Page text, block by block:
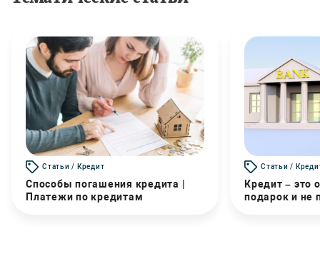
Статьи / Кредит
Способы погашения кредита |
Платежи по кредитам
Статьи /
Кредит – это
подарок и не